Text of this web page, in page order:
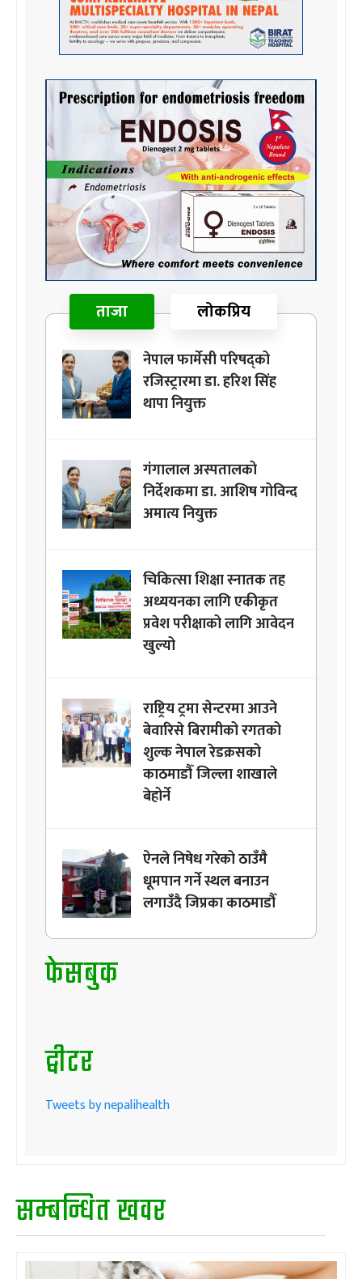
ताजा लोकप्रिय
नेपाल फार्मेसी परिषद्को
रजिस्ट्रारमा डा. हरिश सिंह
थापा नियुक्त
गंगालाल अस्पतालको
निर्देशकमा डा. आशिष गोविन्द
अमात्य नियुक्त
चिकित्सा शिक्षा स्नातक तह
अध्ययनका लागि एकीकृत
प्रवेश परीक्षाको लागि आवेदन
खुल्यो
राष्ट्रिय ट्रमा सेन्टरमा आउने
बेवारिसे बिरामीको रगतको
शुल्क नेपाल रेडक्रसको
काठमाडौँ जिल्ला शाखाले
बेहोर्ने
ऐनले निषेध गरेको ठाउँमै
धूमपान गर्ने स्थल बनाउन
लगाउँदै जिप्रका काठमाडौँ
फेसबुक
ट्वीटर
Tweets by nepalihealth
सम्बन्धित खवर